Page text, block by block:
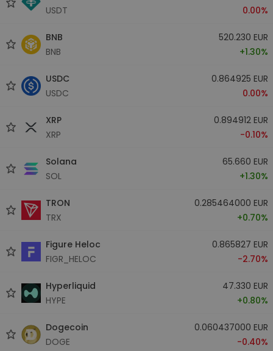
USDT
0.00%
BNB
BNB
520.230 EUR
+1.30%
USDC
USDC
0.864925 EUR
0.00%
XRP
XRP
0.894912 EUR
-0.10%
Solana
SOL
65.660 EUR
+1.30%
TRON
TRX
0.285464000 EUR
+0.70%
Figure Heloc
FIGR_HELOC
0.865827 EUR
-2.70%
Hyperliquid
HYPE
47.330 EUR
+0.80%
Dogecoin
DOGE
0.060437000 EUR
-0.40%